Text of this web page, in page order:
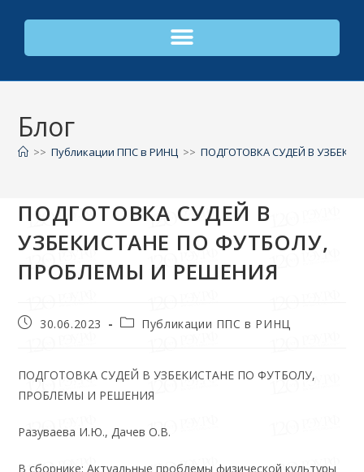
Блог
>> Публикации ППС в РИНЦ >> ПОДГОТОВКА СУДЕЙ В
ПОДГОТОВКА СУДЕЙ В
УЗБЕКИСТАНЕ ПО ФУТБОЛУ,
ПРОБЛЕМЫ И РЕШЕНИЯ
30.06.2023 Публикации ППС в РИНЦ
ПОДГОТОВКА СУДЕЙ В УЗБЕКИСТАНЕ ПО ФУТБОЛУ,
ПРОБЛЕМЫ И РЕШЕНИЯ
Разуваева И.Ю., Дачев О.В.
В сборнике: Актуальные проблемы физической культуры